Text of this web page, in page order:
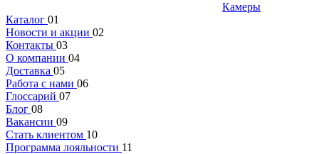
Камеры
Каталог 01
Новости и акции 02
Контакты 03
О компании 04
Доставка 05
Работа с нами 06
Глоссарий 07
Блог 08
Вакансии 09
Стать клиентом 10
Программа лояльности 11